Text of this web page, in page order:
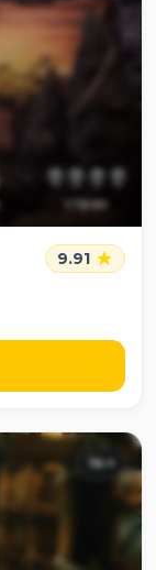
страх
9.91
14+